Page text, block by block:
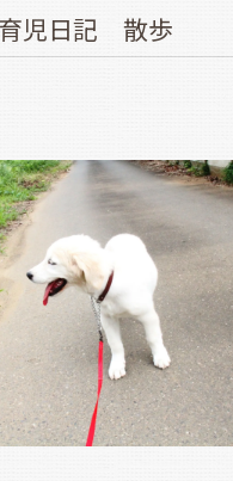
育児日記 散歩